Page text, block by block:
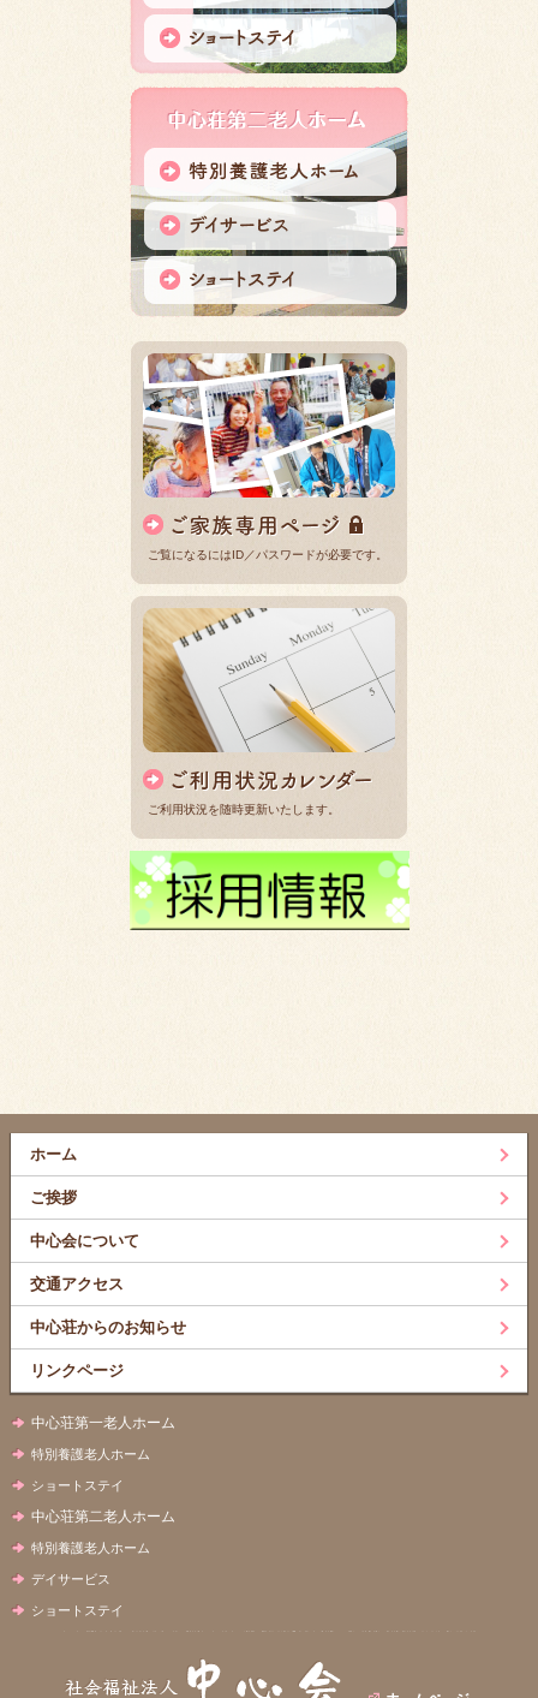
ご覧になるにはID／パスワードが必要です。
ご利用状況を随時更新いたします。
ホーム
ご挨拶
中心会について
交通アクセス
中心荘からのお知らせ
リンクページ
中心荘第一老人ホーム
特別養護老人ホーム
ショートステイ
中心荘第二老人ホーム
特別養護老人ホーム
デイサービス
ショートステイ